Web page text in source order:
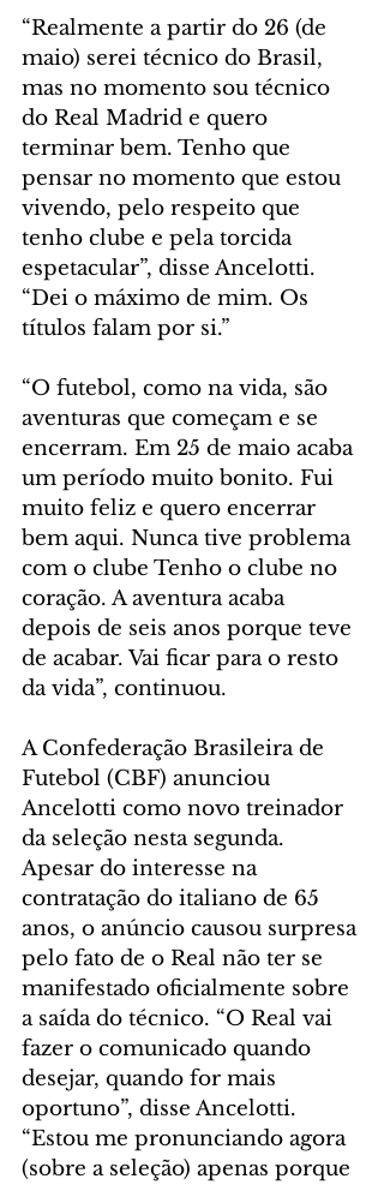
“Realmente a partir do 26 (de
maio) serei técnico do Brasil,
mas no momento sou técnico
do Real Madrid e quero
terminar bem. Tenho que
pensar no momento que estou
vivendo, pelo respeito que
tenho clube e pela torcida
espetacular”, disse Ancelotti.
“Dei o máximo de mim. Os
títulos falam por si.”
“O futebol, como na vida, são
aventuras que começam e se
encerram. Em 25 de maio acaba
um período muito bonito. Fui
muito feliz e quero encerrar
bem aqui. Nunca tive problema
com o clube Tenho o clube no
coração. A aventura acaba
depois de seis anos porque teve
de acabar. Vai ficar para o resto
da vida”, continuou.
A Confederação Brasileira de
Futebol (CBF) anunciou
Ancelotti como novo treinador
da seleção nesta segunda.
Apesar do interesse na
contratação do italiano de 65
anos, o anúncio causou surpresa
pelo fato de o Real não ter se
manifestado oficialmente sobre
a saída do técnico. “O Real vai
fazer o comunicado quando
desejar, quando for mais
oportuno”, disse Ancelotti.
“Estou me pronunciando agora
(sobre a seleção) apenas porque